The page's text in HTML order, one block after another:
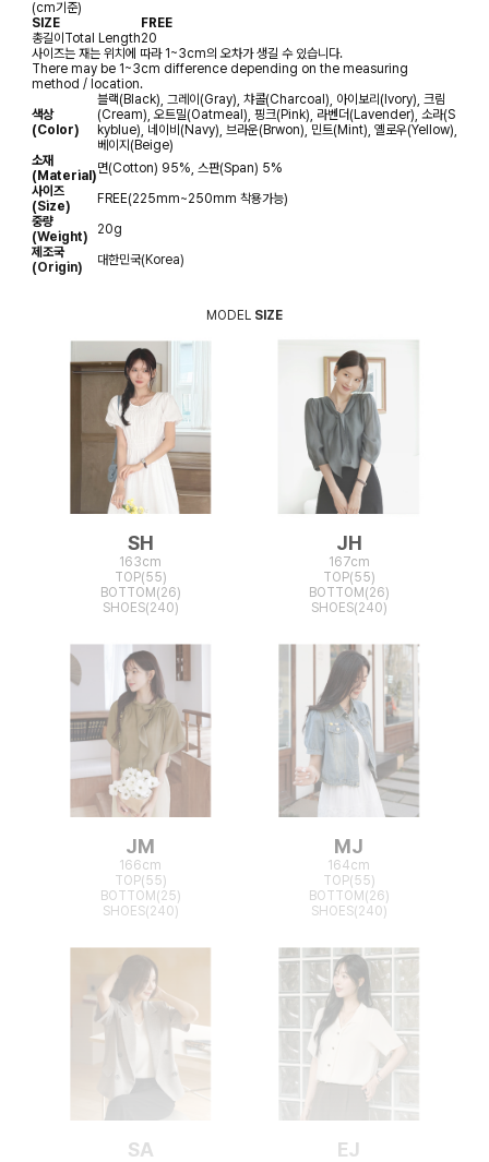
(cm기준)
SIZE
FREE
총길이Total Length20
사이즈는 재는 위치에 따라 1~3cm의 오차가 생길 수 있습니다.
There may be 1~3cm difference depending on the measuring
method / location.
색상
(Color)
블랙(Black), 그레이(Gray), 챠콜(Charcoal), 아이보리(Ivory), 크림
(Cream), 오트밀(Oatmeal), 핑크(Pink), 라벤더(Lavender), 소라(S
kyblue), 네이비(Navy), 브라운(Brwon), 민트(Mint), 옐로우(Yellow),
베이지(Beige)
소재
(Material)면(Cotton) 95%, 스판(Span) 5%
사이즈
(Size)
FREE(225mm~250mm 착용가능)
중량
(Weight)
20g
제조국
(Origin)
대한민국(Korea)
MODEL SIZE
SH
163cm
TOP(55)
BOTTOM(26)
SHOES(240)
JH
167cm
TOP(55)
BOTTOM(26)
SHOES(240)
JM
166cm
TOP(55)
BOTTOM(25)
SHOES(240)
MJ
164cm
TOP(55)
BOTTOM(26)
SHOES(240)
SA EJ